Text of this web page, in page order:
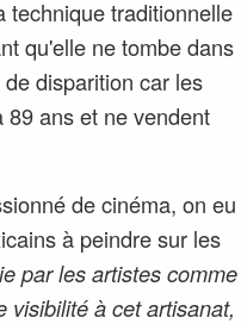
technique traditionnelle
qu'elle ne tombe dans
disparition car les
ans et ne vendent
de cinéma, on eu
à peindre sur les
par les artistes comme
visibilité à cet artisanat,